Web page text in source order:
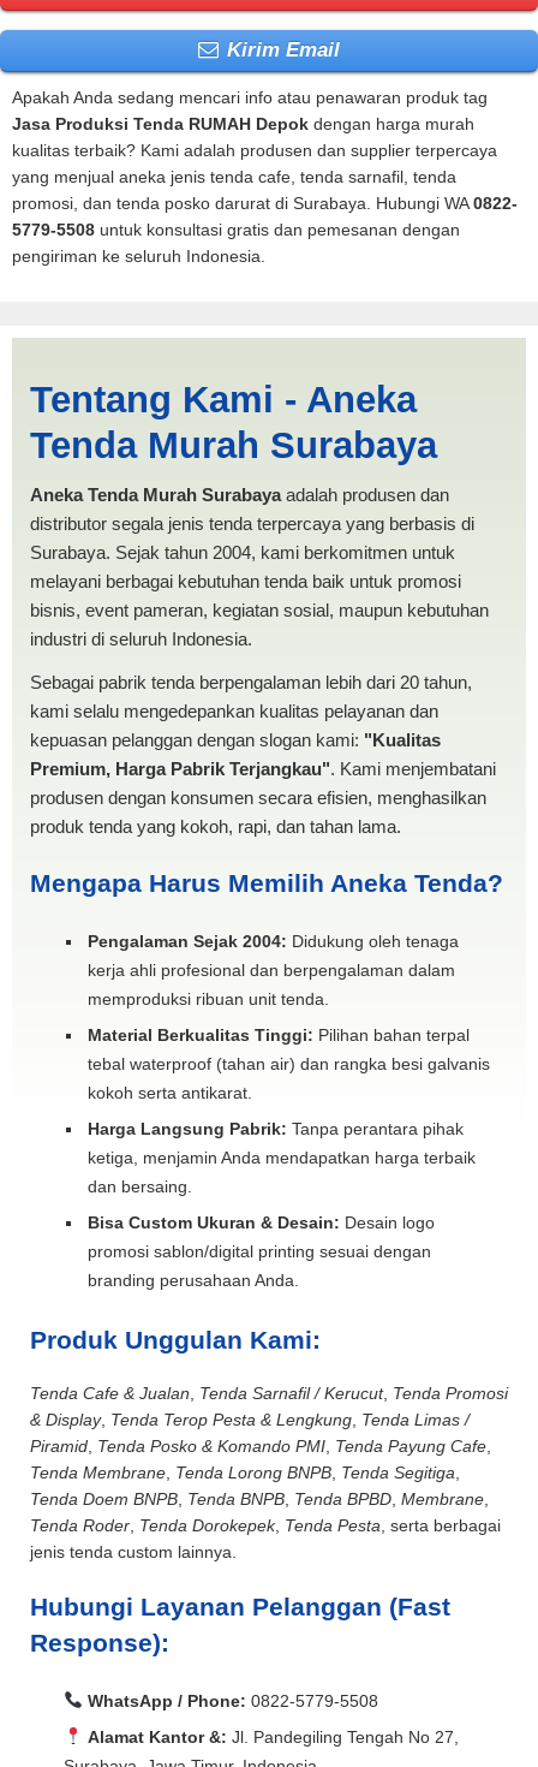
Kirim Email
Apakah Anda sedang mencari info atau penawaran produk tag
Jasa Produksi Tenda RUMAH Depok dengan harga murah
kualitas terbaik? Kami adalah produsen dan supplier terpercaya
yang menjual aneka jenis tenda cafe, tenda sarnafil, tenda
promosi, dan tenda posko darurat di Surabaya. Hubungi WA0822-
5779-5508 untuk konsultasi gratis dan pemesanan dengan
pengiriman ke seluruh Indonesia.
RUMAH Depok | PRODUKSI
ANEKA TENDA MURAH
Tentang Kami - Aneka
Tenda Murah Surabaya
Aneka Tenda Murah Surabayaadalah produsen dan
distributor segala jenis tenda terpercaya yang berbasis di
Surabaya. Sejak tahun 2004, kami berkomitmen untuk
melayani berbagai kebutuhan tenda baik untuk promosi
bisnis, event pameran, kegiatan sosial, maupun kebutuhan
industri di seluruh Indonesia.
Sebagai pabrik tenda berpengalaman lebih dari 20 tahun,
kami selalu mengedepankan kualitas pelayanan dan
kepuasan pelanggan dengan slogan kami: "Kualitas
Premium, Harga Pabrik Terjangkau". Kami menjembatani
produsen dengan konsumen secara efisien, menghasilkan
produk tenda yang kokoh, rapi, dan tahan lama.
Mengapa Harus Memilih Aneka Tenda?
Pengalaman Sejak 2004: Didukung oleh tenaga
kerja ahli profesional dan berpengalaman dalam
memproduksi ribuan unit tenda.
Material Berkualitas Tinggi: Pilihan bahan terpal
tebal waterproof (tahan air) dan rangka besi galvanis
kokoh serta antikarat.
Harga Langsung Pabrik: Tanpa perantara pihak
ketiga, menjamin Anda mendapatkan harga terbaik
dan bersaing.
Bisa Custom Ukuran & Desain: Desain logo
promosi sablon/digital printing sesuai dengan
branding perusahaan Anda.
Produk Unggulan Kami:
Tenda Cafe & Jualan Tenda Sarnafil / Kerucut, Tenda Promosi
& Display, Tenda Terop Pesta & Lengkung Tenda Limas /
Piramid Tenda Posko & Komando PMI Tenda Payung Cafe
Tenda Membrane Tenda Lorong BNPB Tenda Segitiga
Tenda Doem BNPB Tenda BNPB Tenda BPBD Membrane
Tenda Roder Tenda Dorokepek, Tenda Pesta , serta berbagai
jenis tenda custom lainnya.
Hubungi Layanan Pelanggan (Fast
Response):
WhatsApp / Phone: 0822-5779-5508
Alamat Kantor &: Jl. Pandegiling Tengah No 27,